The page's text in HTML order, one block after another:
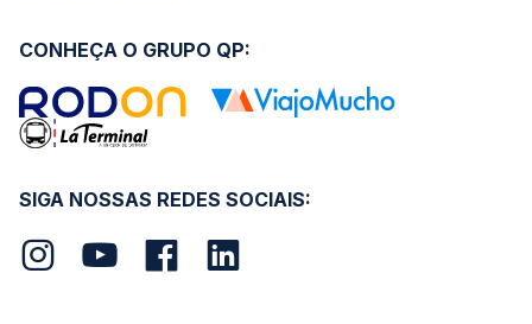
SIGA NOSSAS REDES SOCIAIS:
CONHEÇA O GRUPO QP: